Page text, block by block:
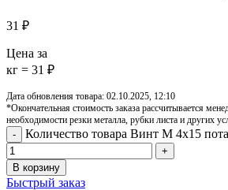
31 ₽
Цена за
кг = 31 ₽
Дата обновления товара: 02.10.2025, 12:10
*Окончательная стоимость заказа рассчитывается
необходимости резки металла, рубки листа и других
Количество товара Винт М 4х15
В корзину
Быстрый заказ